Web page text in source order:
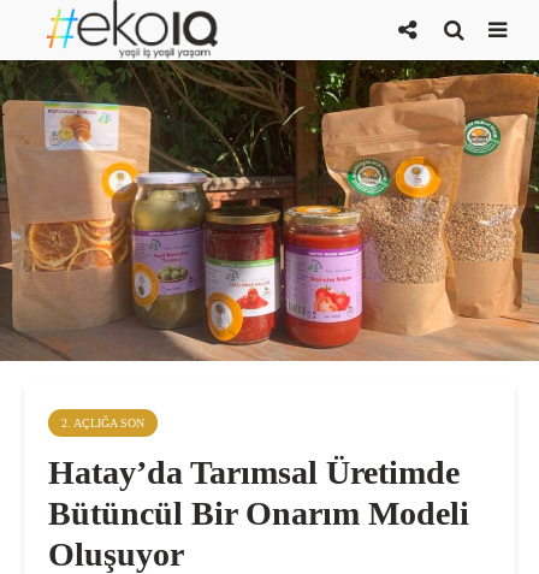
2. AÇLIĞA SON
Hatay’da Tarımsal Üretimde
Bütüncül Bir Onarım Modeli
Oluşuyor